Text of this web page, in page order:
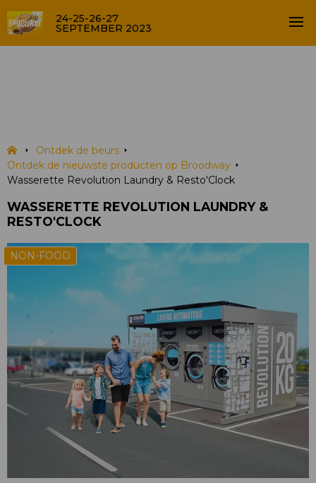
24-25-26-27
SEPTEMBER 2023
Ontdek de beurs
Ontdek de nieuwste producten op Broodway
Wasserette Revolution Laundry & Resto'Clock
WASSERETTE REVOLUTION LAUNDRY &
RESTO'CLOCK
NON-FOOD